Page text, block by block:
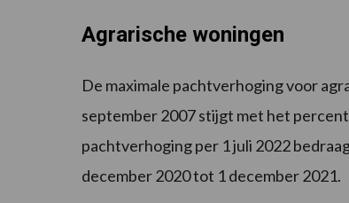
Agrarische woningen
De maximale pachtverhoging voor
september 2007 stijgt met het
pachtverhoging per 1 juli 2022
december 2020 tot 1 december 2021.